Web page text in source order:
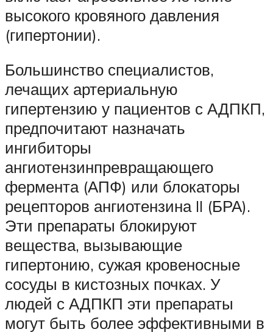
высокого кровяного давления
(гипертонии).
Большинство специалистов,
лечащих артериальную
гипертензию у пациентов с АДПКП,
предпочитают назначать
ингибиторы
ангиотензинпревращающего
фермента (АПФ) или блокаторы
рецепторов ангиотензина II (БРА).
Эти препараты блокируют
вещества, вызывающие
гипертонию, сужая кровеносные
сосуды в кистозных почках. У
людей с АДПКП эти препараты
могут быть более эффективными в